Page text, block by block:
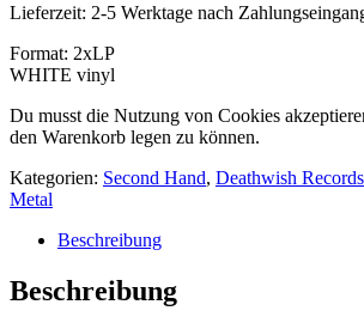
Lieferzeit: 2-5 Werktage nach
Format: 2xLP
WHITE vinyl
Du musst die Nutzung von Cookies
den Warenkorb legen zu können.
Kategorien: Second Hand, Deathwish Records
Metal
Beschreibung
Beschreibung